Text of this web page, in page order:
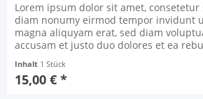
Lorem ipsum dolor sit amet,
diam nonumy eirmod tempor invidunt
magna aliquyam erat, sed diam
accusam et justo duo dolores et ea
sit amet. Lorem ipsum dolor sit amet,
elitr, sed diam nonumy eirmod...
Inhalt 1 Stück
15,00 € *